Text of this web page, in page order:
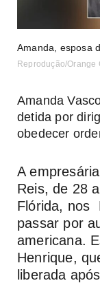
Amanda, esposa
Reprodução/Orange
Amanda
detida por
obedecer
A
Reis, de 28
Flórida, nos
passar por
americana.
Henrique,
liberada